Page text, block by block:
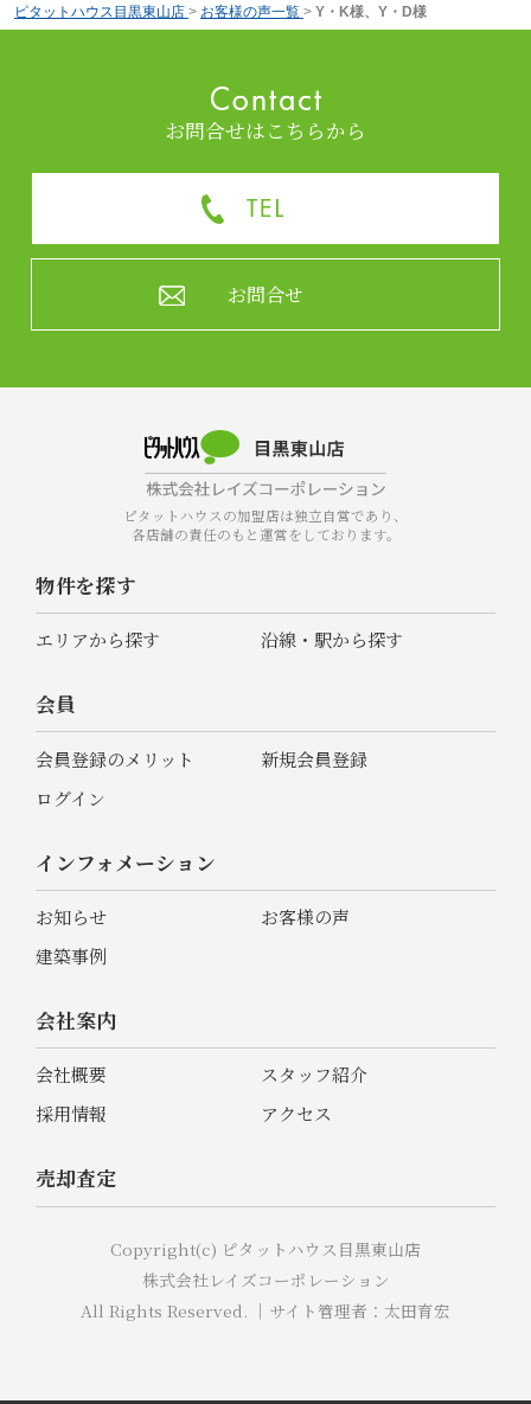
ピタットハウス目黒東山店 > お客様の声一覧 > Y・K様、Y・D様
お問合せはこちらから
お問合せ
ピタットハウスの加盟店は独立自営であり、
各店舗の責任のもと運営をしております。
物件を探す
エリアから探す 沿線・駅から探す
会員
会員登録のメリット
新規会員登録
ログイン
インフォメーション
お知らせ
お客様の声
建築事例
会社案内
会社概要
スタッフ紹介
採用情報
アクセス
売却査定
Copyright(c) ピタットハウス目黒東山店
株式会社レイズコーポレーション
All Rights Reserved. ｜サイト管理者：太田育宏